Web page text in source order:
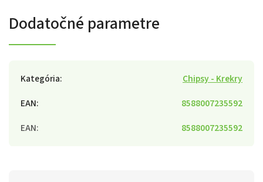
Dodatočné parametre
Kategória:
Chipsy - Krekry
EAN:
8588007235592
EAN: 8588007235592